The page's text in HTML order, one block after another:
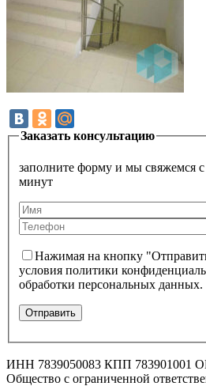
Заказать консультацию
заполните форму и мы свяжемся
минут
Нажимая на кнопку
условия политики
обработки персональных данных.
ИНН 7839050083 КПП 783901001
Общество с ограниченной